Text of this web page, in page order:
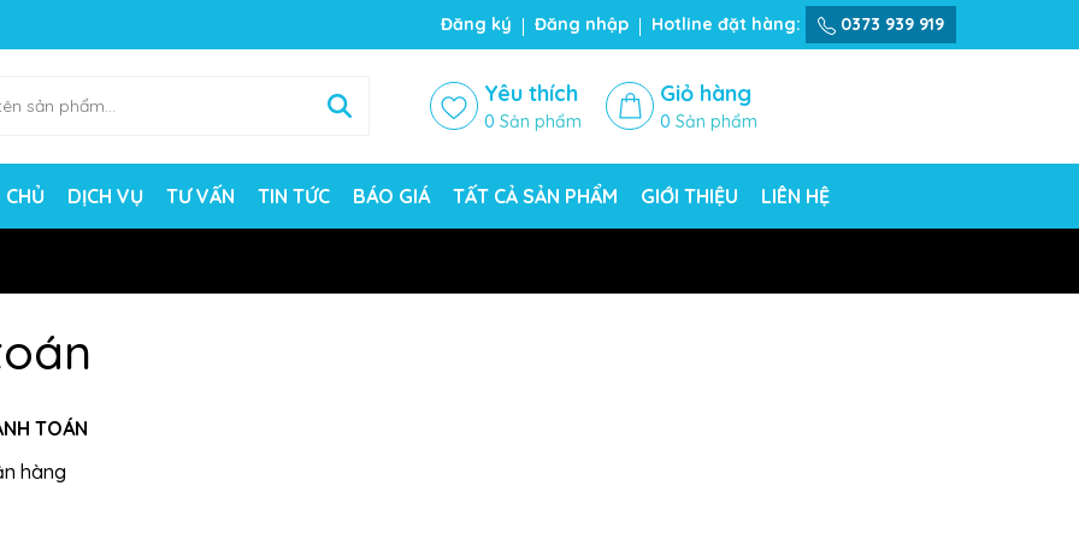
Đăng ký Đăng nhập Hotline đặt hàng: 0373 939 919
Yêu thích
0 Sản phẩm
Giỏ hàng
0 Sản phẩm
DỊCH VỤ TƯ VẤN TIN TỨC BÁO GIÁ TẤT CẢ SẢN PHẨM GIỚI THIỆU LIÊN HỆ
TOÁN
hàng